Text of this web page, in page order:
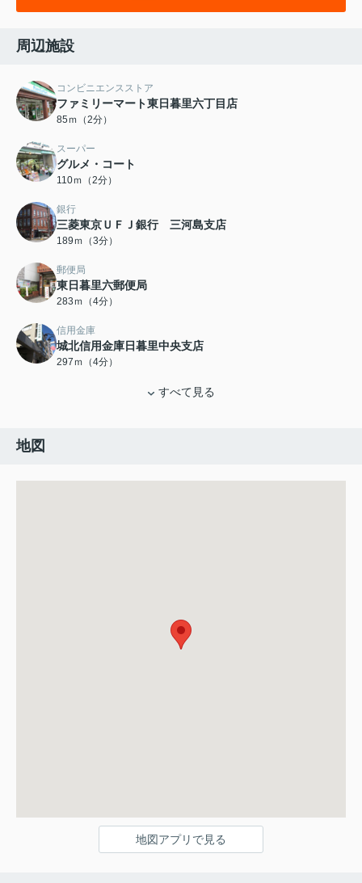
周辺施設
コンビニエンスストア
ファミリーマート東日暮里六丁目店
85ｍ（2分）
スーパー
グルメ・コート
110ｍ（2分）
銀行
三菱東京ＵＦＪ銀行 三河島支店
189ｍ（3分）
郵便局
東日暮里六郵便局
283ｍ（4分）
信用金庫
城北信用金庫日暮里中央支店
297ｍ（4分）
すべて見る
地図
地図アプリで見る